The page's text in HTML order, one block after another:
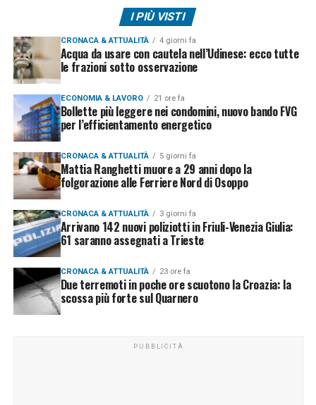
I PIÙ VISTI
CRONACA & ATTUALITÀ 4 giorni fa
Acqua da usare con cautela nell’Udinese: ecco tutte
le frazioni sotto osservazione
ECONOMIA & LAVORO 21 ore fa
Bollette più leggere nei condomini, nuovo bando FVG
per l’efficientamento energetico
CRONACA & ATTUALITÀ 5 giorni fa
Mattia Ranghetti muore a 29 anni dopo la
folgorazione alle Ferriere Nord di Osoppo
CRONACA & ATTUALITÀ 3 giorni fa
Arrivano 142 nuovi poliziotti in Friuli-Venezia Giulia:
61 saranno assegnati a Trieste
CRONACA & ATTUALITÀ 23 ore fa
Due terremoti in poche ore scuotono la Croazia: la
scossa più forte sul Quarnero
PUBBLICITÀ